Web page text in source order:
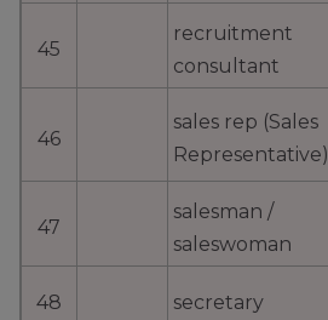
45
recruitment
consultant
46
sales rep (Sales
Representative)
47
salesman /
saleswoman
48 secretary